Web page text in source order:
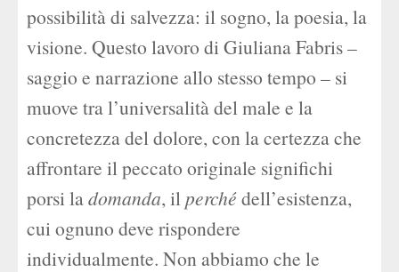
possibilità di salvezza: il sogno, la poesia, la
visione. Questo lavoro di Giuliana Fabris –
saggio e narrazione allo stesso tempo – si
muove tra l’universalità del male e la
concretezza del dolore, con la certezza che
affrontare il peccato originale significhi
porsi ladomanda, ilperchédell’esistenza,
cui ognuno deve rispondere
individualmente. Non abbiamo che le